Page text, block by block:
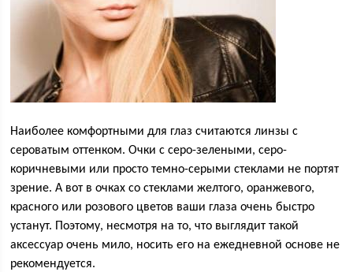
Наиболее комфортными для глаз считаются линзы с
сероватым оттенком. Очки с серо-зелеными, серо-
коричневыми или просто темно-серыми стеклами не портят
зрение. А вот в очках со стеклами желтого, оранжевого,
красного или розового цветов ваши глаза очень быстро
устанут. Поэтому, несмотря на то, что выглядит такой
аксессуар очень мило, носить его на ежедневной основе не
рекомендуется.